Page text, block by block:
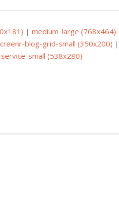
| medium_large (768x464)
blog-grid-small (350x200) |
small (538x280)